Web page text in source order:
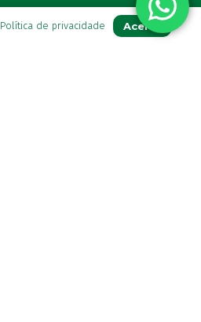
Política de privacidade Aceito